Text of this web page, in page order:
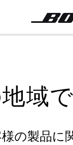
域
の製品に